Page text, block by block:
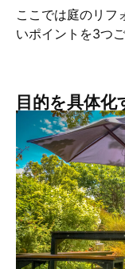
ここでは庭のリフ
いポイントを3つ
目的を具体化